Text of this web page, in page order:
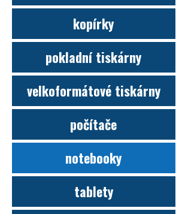
kopírky
pokladní tiskárny
velkoformátové tiskárny
počítače
notebooky
tablety